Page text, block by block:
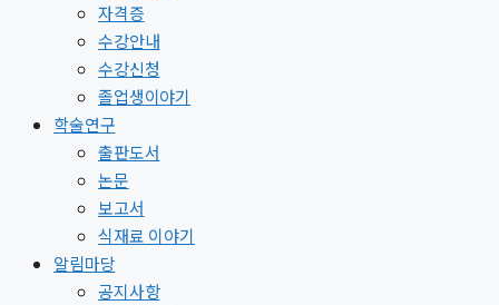
자격증
수강안내
수강신청
졸업생이야기
학술연구
출판도서
논문
보고서
식재료 이야기
알림마당
공지사항